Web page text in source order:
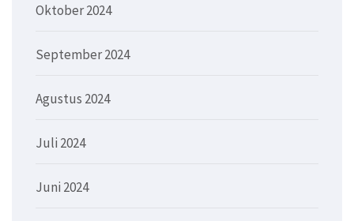
Oktober 2024
September 2024
Agustus 2024
Juli 2024
Juni 2024